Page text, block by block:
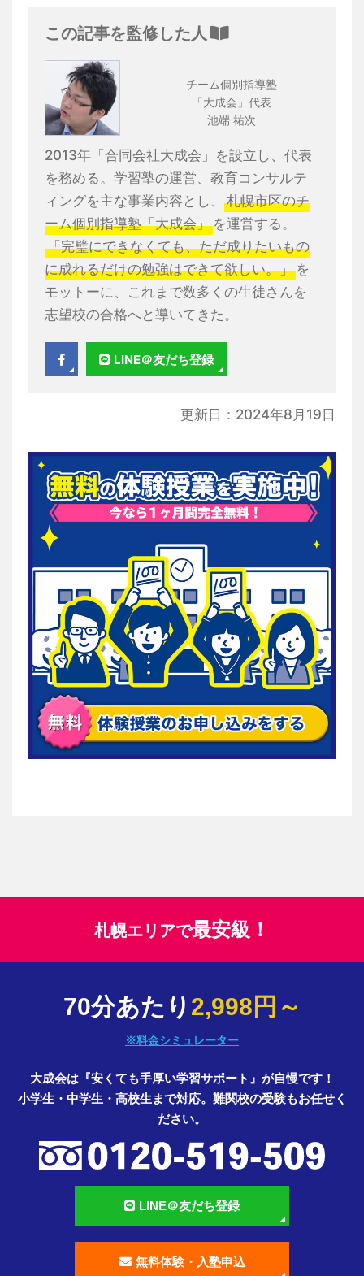
この記事を監修した人
チーム個別指導塾
「大成会」代表
池端 祐次
2013年「合同会社大成会」を設立し、代表
を務める。学習塾の運営、教育コンサルテ
ィングを主な事業内容とし、
札幌市区のチ
ーム個別指導塾「大成会」 を運営する。
「完璧にできなくても、ただ成りたいもの
に成れるだけの勉強はできて欲しい。」 を
モットーに、これまで数多くの生徒さんを
志望校の合格へと導いてきた。
LINE＠友だち登録
更新日：2024年8月19日
札幌エリアで最安級！
70分あたり 2,998円～
※料金シミュレーター
大成会は『安くても手厚い学習サポート』が自慢です！
小学生・中学生・高校生まで対応。難関校の受験もお任せく
ださい。
LINE＠友だち登録
無料体験・入塾申込